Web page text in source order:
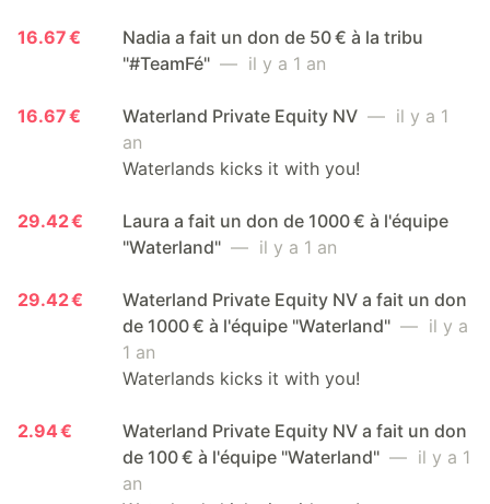
16.67 €
Nadia a fait un don de 50 € à la tribu
"#TeamFé" — il y a 1 an
16.67 € Waterland Private Equity NV — il y a 1
an
Waterlands kicks it with you!
29.42 €
Laura a fait un don de 1000 € à l'équipe
"Waterland" — il y a 1 an
29.42 €
Waterland Private Equity NV a fait un don
de 1000 € à l'équipe "Waterland" — il y a
1 an
Waterlands kicks it with you!
2.94 €
Waterland Private Equity NV a fait un don
de 100 € à l'équipe "Waterland" — il y a 1
an